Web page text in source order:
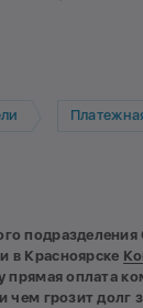
подразделения
в Красноярске
прямая оплата
чем грозит долг